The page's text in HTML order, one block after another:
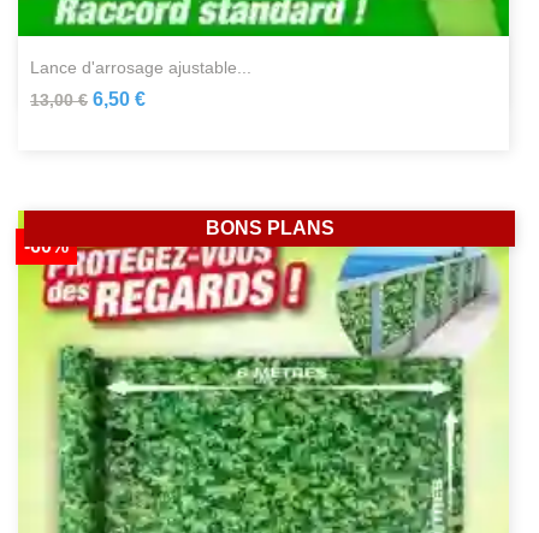
lance d'arrosage ajustable...
13,00 € 6,50 €
-60%
BONS PLANS